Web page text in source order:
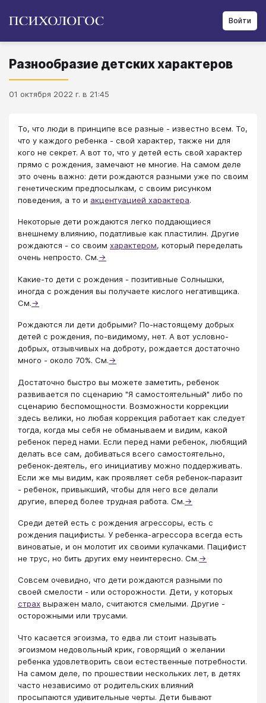
Войти
Разнообразие детских характеров
01 октября 2022 г. в 21:45
То, что люди в принципе все разные - известно всем. То,
что у каждого ребенка - свой характер, также ни для
кого не секрет. А вот то, что у детей есть свой характер
прямо с рождения, замечают не многие. На самом деле
это очень важно: дети рождаются разными уже по своим
генетическим предпосылкам, с своим рисунком
поведения, а то и акцентуацией характера.
Некоторые дети рождаются легко поддающиеся
внешнему влиянию, податливые как пластилин. Другие
рождаются - со своим характером, который переделать
очень непросто. См.→
Какие-то дети с рождения - позитивные Солнышки,
иногда с рождения вы получаете кислого негативщика.
См.→
Рождаются ли дети добрыми? По-настоящему добрых
детей с рождения, по-видимому, нет. А вот условно-
добрых, отзывчивых на доброту, рождается достаточно
много - около 70%. См.→
Достаточно быстро вы можете заметить, ребенок
развивается по сценарию "Я самостоятельный" либо по
сценарию беспомощности. Возможности коррекции
здесь велики, но любая коррекция работает как следует
тогда, когда мы себя не обманываем и видим, какой
ребенок перед нами. Если перед нами ребенок, любящий
делать все сам, добиваться всего самостоятельно,
ребенок-деятель, его инициативу можно поддерживать.
Если же мы видим, как проявляет себя ребенок-паразит
- ребенок, привыкший, чтобы для него все делали
другие, вперед более трудная работа. См.→
Среди детей есть с рождения агрессоры, есть с
рождения пацифисты. У ребенка-агрессора всегда есть
виноватые, и он молотит их своими кулачками. Пацифист
не трус, но бить других ему неинтересно. См.→
Совсем очевидно, что дети рождаются разными по
своей смелости - или осторожности. Дети, у которых
страх выражен мало, считаются смелыми. Другие -
осторожными или трусами.
Что касается эгоизма, то едва ли стоит называть
эгоизмом недовольный крик, говорящий о желании
ребенка удовлетворить свои естественные потребности.
На самом деле, по прошествии нескольких лет, в детях
часто независимо от родительских влияний
просыпаются удивительные черты. Дети бывают